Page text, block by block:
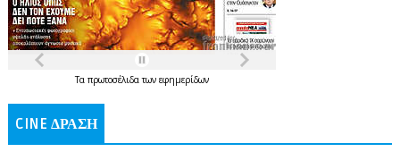
Τα πρωτοσέλιδατων εφημερίδων
CINE ΔΡΑΣΗ